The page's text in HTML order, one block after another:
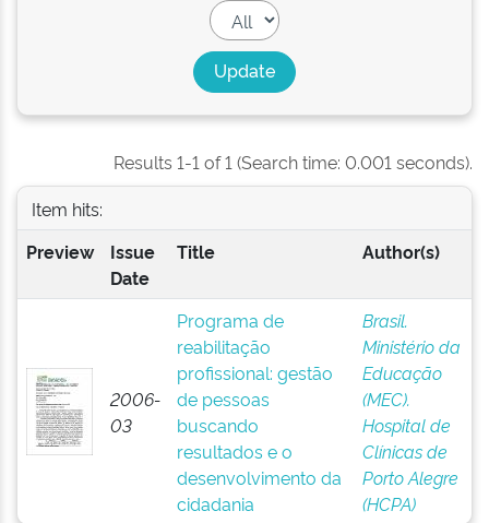
Results 1-1 of 1 (Search time: 0.001 seconds).
Item hits:
Preview
Issue
Date
Title Author(s)
2006-
03
Programa de
reabilitação
profissional: gestão
de pessoas
buscando
resultados e o
desenvolvimento da
cidadania
Brasil.
Ministério da
Educação
(MEC).
Hospital de
Clínicas de
Porto Alegre
(HCPA)